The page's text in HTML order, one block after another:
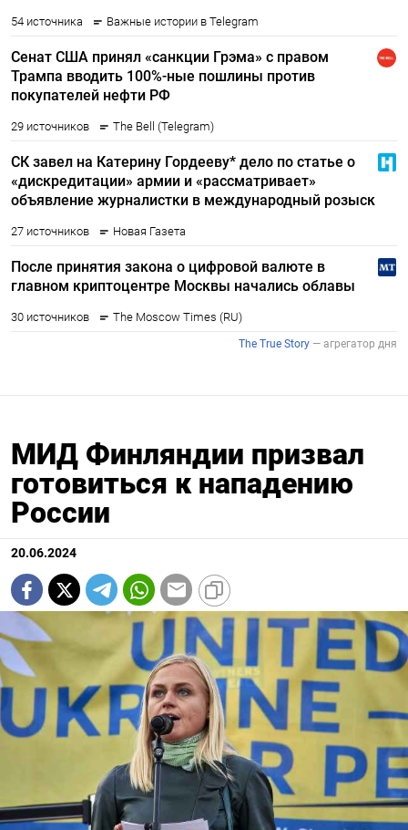
МИД Финляндии призвал
готовиться к нападению
России
20.06.2024